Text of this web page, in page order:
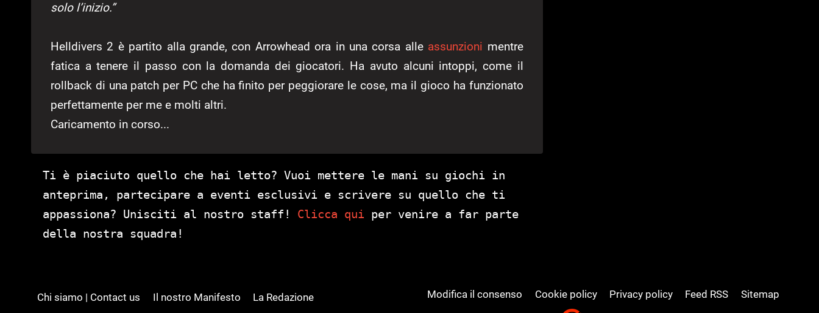
solo l’inizio.”
Helldivers 2 è partito alla grande, con Arrowhead ora in una corsa alle assunzioni mentre
fatica a tenere il passo con la domanda dei giocatori. Ha avuto alcuni intoppi, come il
rollback di una patch per PC che ha finito per peggiorare le cose, ma il gioco ha funzionato
perfettamente per me e molti altri.
Caricamento in corso...
Ti è piaciuto quello che hai letto? Vuoi mettere le mani su giochi in
anteprima, partecipare a eventi esclusivi e scrivere su quello che ti
appassiona? Unisciti al nostro staff! Clicca qui per venire a far parte
della nostra squadra!
Chi siamo | Contact us Il nostro Manifesto La Redazione Modifica il consenso Cookie policy Privacy policy Feed RSS Sitemap